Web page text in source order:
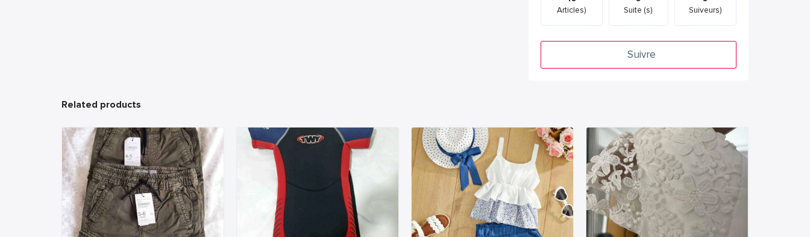
Articles) Suite (s) Suiveurs)
Suivre
Related products